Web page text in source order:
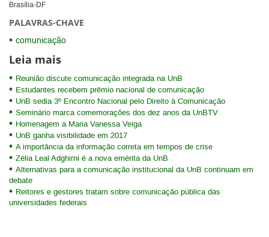
Brasília-DF
PALAVRAS-CHAVE
comunicação
Leia mais
Reunião discute comunicação integrada na UnB
Estudantes recebem prêmio nacional de comunicação
UnB sedia 3º Encontro Nacional pelo Direito à Comunicação
Seminário marca comemorações dos dez anos da UnBTV
Homenagem a Maria Vanessa Veiga
UnB ganha visibilidade em 2017
A importância da informação correta em tempos de crise
Zélia Leal Adghirni é a nova emérita da UnB
Alternativas para a comunicação institucional da UnB continuam em
debate
Reitores e gestores tratam sobre comunicação pública das
universidades federais